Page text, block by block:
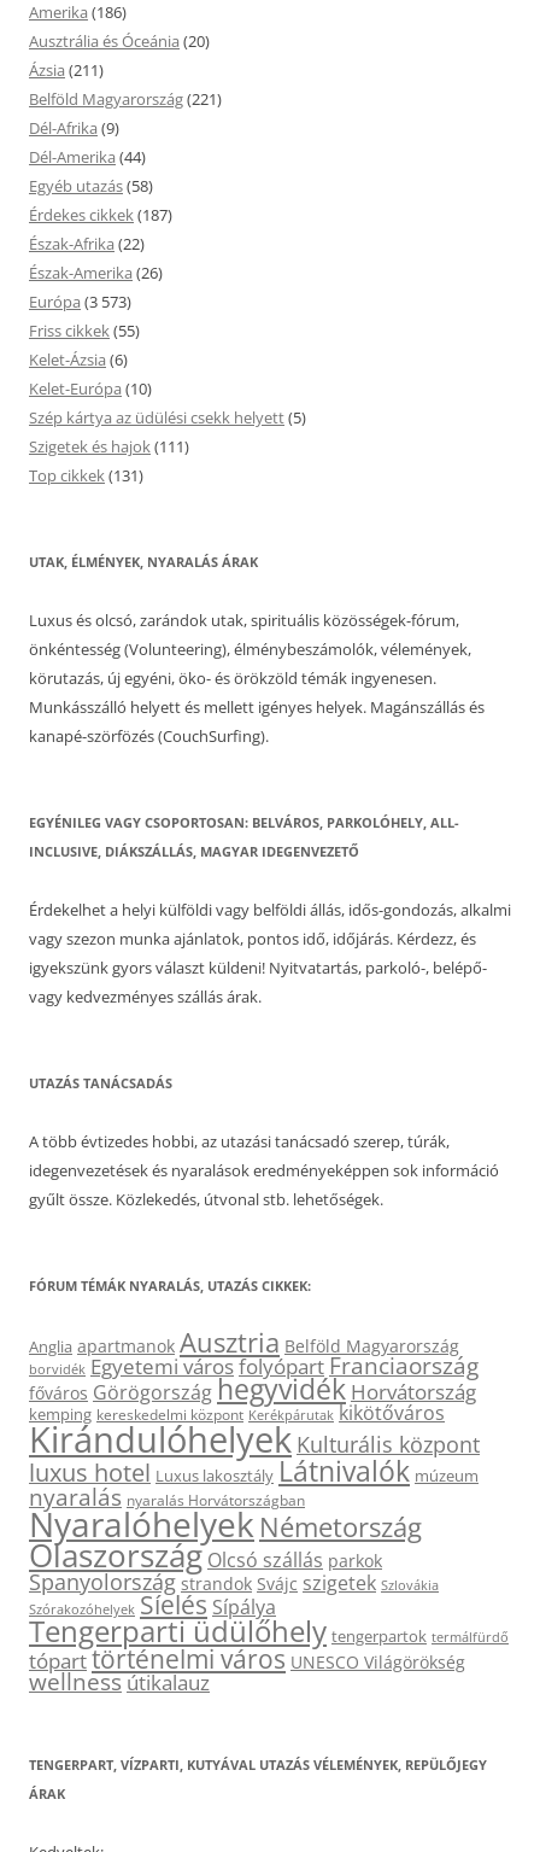
Amerika (186)
Ausztrália és Óceánia (20)
Ázsia (211)
Belföld Magyarország(221)
Dél-Afrika (9)
Dél-Amerika (44)
Egyéb utazás(58)
Érdekes cikkek(187)
Észak-Afrika (22)
Észak-Amerika (26)
Európa (3 573)
Friss cikkek(55)
Kelet-Ázsia (6)
Kelet-Európa (10)
Szép kártya az üdülési csekk helyett(5)
Szigetek és hajok(111)
Top cikkek(131)
UTAK, ÉLMÉNYEK, NYARALÁS ÁRAK
Luxus és olcsó, zarándok utak, spirituális közösségek-fórum,
önkéntesség (Volunteering), élménybeszámolók, vélemények,
körutazás, új egyéni, öko- és örökzöld témák ingyenesen.
Munkásszálló helyett és mellett igényes helyek. Magánszállás és
kanapé-szörfözés (CouchSurfing).
EGYÉNILEG VAGY CSOPORTOSAN: BELVÁROS, PARKOLÓHELY, ALL-
INCLUSIVE, DIÁKSZÁLLÁS, MAGYAR IDEGENVEZETŐ
Érdekelhet a helyi külföldi vagy belföldi állás, idős-gondozás, alkalmi
vagy szezon munka ajánlatok, pontos idő, időjárás. Kérdezz, és
igyekszünk gyors választ küldeni! Nyitvatartás, parkoló-, belépő-
vagy kedvezményes szállás árak.
UTAZÁS TANÁCSADÁS
A több évtizedes hobbi, az utazási tanácsadó szerep, túrák,
idegenvezetések és nyaralások eredményeképpen sok információ
gyűlt össze. Közlekedés, útvonal stb. lehetőségek.
FÓRUM TÉMÁK NYARALÁS, UTAZÁS CIKKEK:
Anglia apartmanok Ausztria Belföld Magyarország
borvidék Egyetemi városfolyópartFranciaország
főváros Görögországhegyvidék Horvátország
kemping kereskedelmi központ Kerékpárutak kikötőváros
Kirándulóhelyek Kulturális központ
luxus hotel Luxus lakosztály Látnivalók múzeum
nyaralás nyaralás Horvátországban
Nyaralóhelyek Németország
Olaszország Olcsó szállás parkok
Spanyolország strandok Svájc szigetek Szlovákia
Szórakozóhelyek Síelés Sípálya
Tengerparti üdülőhely tengerpartok termálfürdő
tóparttörténelmi város UNESCO Világörökség
wellnessútikalauz
TENGERPART, VÍZPARTI, KUTYÁVAL UTAZÁS VÉLEMÉNYEK, REPÜLŐJEGY
ÁRAK